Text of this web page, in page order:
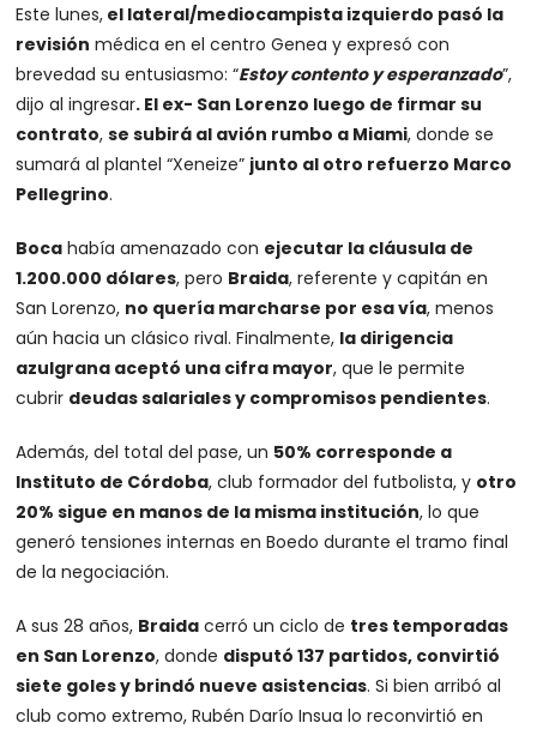
Este lunes, el lateral/mediocampista izquierdo pasó la
revisión médica en el centro Genea y expresó con
brevedad su entusiasmo: “Estoy contento y esperanzado”,
dijo al ingresar. El ex- San Lorenzo luego de firmar su
contrato,se subirá al avión rumbo a Miami, donde se
sumará al plantel “Xeneize” junto al otro refuerzo Marco
Pellegrino.
Boca había amenazado con ejecutar la cláusula de
1.200.000 dólares, pero Braida, referente y capitán en
San Lorenzo, no quería marcharse por esa vía, menos
aún hacia un clásico rival. Finalmente, la dirigencia
azulgrana aceptó una cifra mayor, que le permite
cubrir deudas salariales y compromisos pendientes.
Además, del total del pase, un 50% corresponde a
Instituto de Córdoba, club formador del futbolista, y otro
20% sigue en manos de la misma institución, lo que
generó tensiones internas en Boedo durante el tramo final
de la negociación.
A sus 28 años, Braida cerró un ciclo de tres temporadas
en San Lorenzo, donde disputó 137 partidos, convirtió
siete goles y brindó nueve asistencias. Si bien arribó al
club como extremo, Rubén Darío Insua lo reconvirtió en